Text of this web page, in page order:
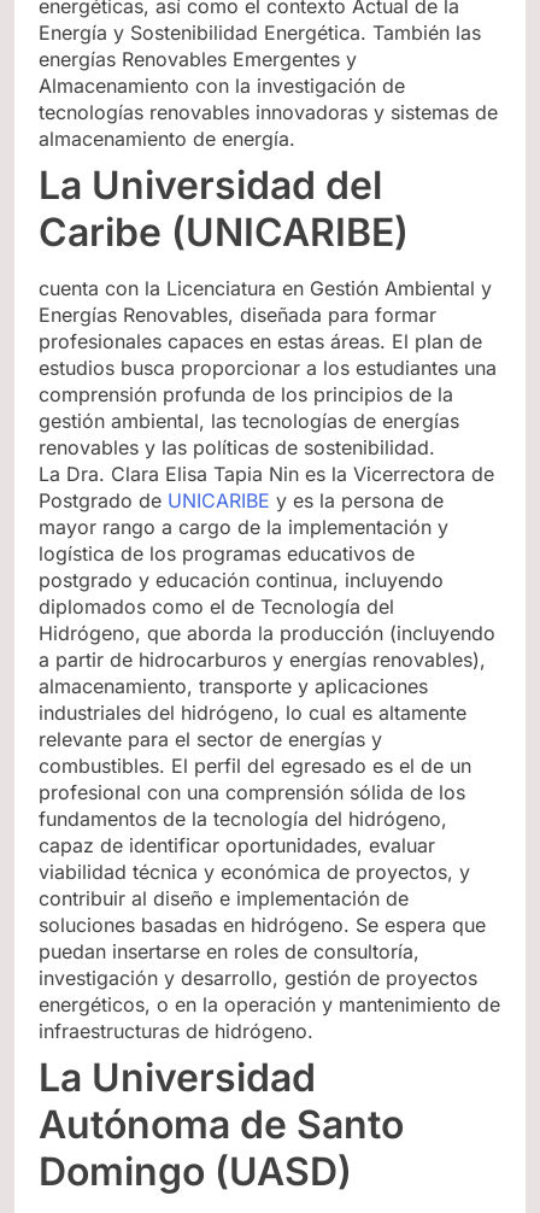
energéticas, así como el contexto Actual de la
Energía y Sostenibilidad Energética. También las
energías Renovables Emergentes y
Almacenamiento con la investigación de
tecnologías renovables innovadoras y sistemas de
almacenamiento de energía.
La Universidad del
Caribe (UNICARIBE)
cuenta con la Licenciatura en Gestión Ambiental y
Energías Renovables, diseñada para formar
profesionales capaces en estas áreas. El plan de
estudios busca proporcionar a los estudiantes una
comprensión profunda de los principios de la
gestión ambiental, las tecnologías de energías
renovables y las políticas de sostenibilidad.
La Dra. Clara Elisa Tapia Nin es la Vicerrectora de
Postgrado de UNICARIBE y es la persona de
mayor rango a cargo de la implementación y
logística de los programas educativos de
postgrado y educación continua, incluyendo
diplomados como el de Tecnología del
Hidrógeno, que aborda la producción (incluyendo
a partir de hidrocarburos y energías renovables),
almacenamiento, transporte y aplicaciones
industriales del hidrógeno, lo cual es altamente
relevante para el sector de energías y
combustibles. El perfil del egresado es el de un
profesional con una comprensión sólida de los
fundamentos de la tecnología del hidrógeno,
capaz de identificar oportunidades, evaluar
viabilidad técnica y económica de proyectos, y
contribuir al diseño e implementación de
soluciones basadas en hidrógeno. Se espera que
puedan insertarse en roles de consultoría,
investigación y desarrollo, gestión de proyectos
energéticos, o en la operación y mantenimiento de
infraestructuras de hidrógeno.
La Universidad
Autónoma de Santo
Domingo (UASD)